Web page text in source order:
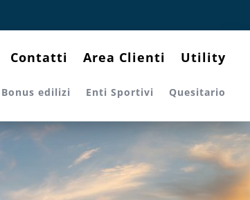
Contatti Area Clienti Utility
Bonus edilizi Enti Sportivi Quesitario